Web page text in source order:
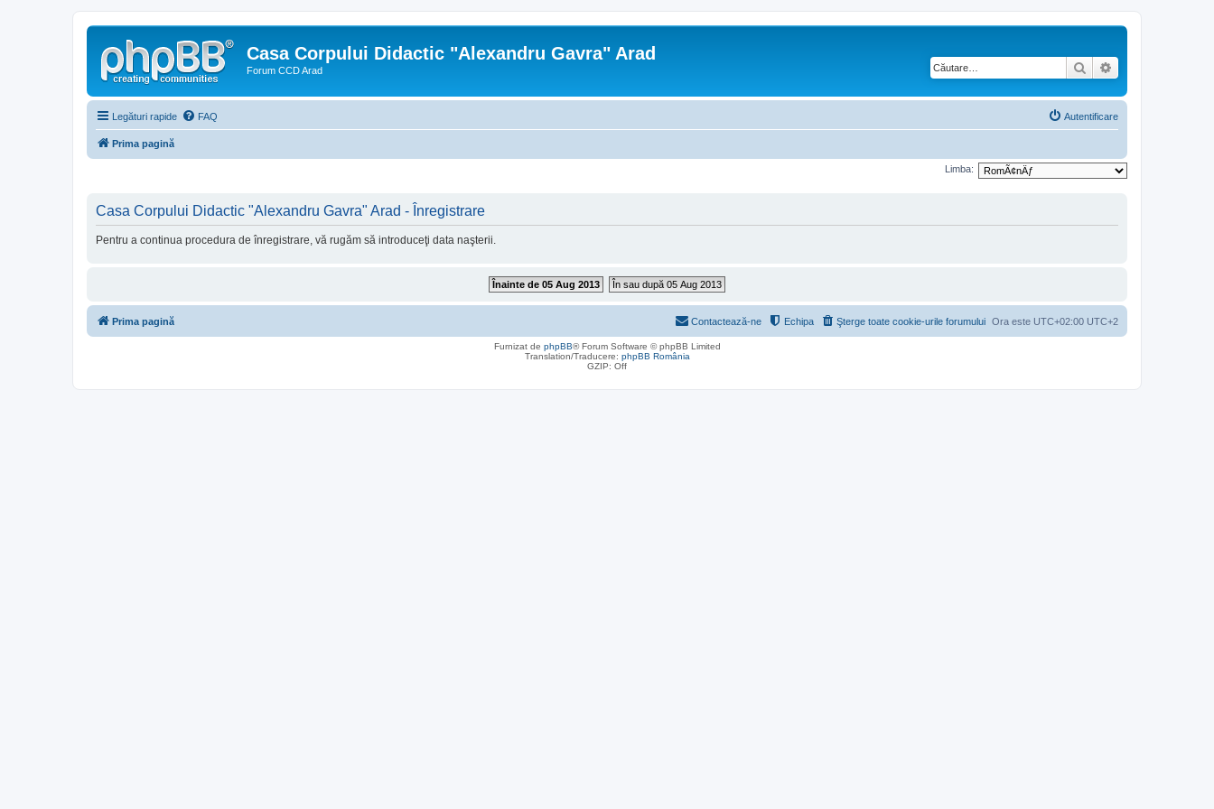
Casa Corpului Didactic "Alexandru Gavra" Arad
Forum CCD Arad Căutare
Legături rapide FAQ Autentificare
Prima pagină
Limba:
Casa Corpului Didactic "Alexandru Gavra" Arad - Înregistrare
Pentru a continua procedura de înregistrare, vă rugăm să introduceţi data naşterii.
Înainte de 05 Aug 2013 În sau după 05 Aug 2013
Prima pagină Ora este UTC+02:00 UTC+2
Şterge toate cookie-urile forumului
Echipa
Contactează-ne
Furnizat de phpBB® Forum Software © phpBB Limited
Translation/Traducere: phpBB România
GZIP: Off